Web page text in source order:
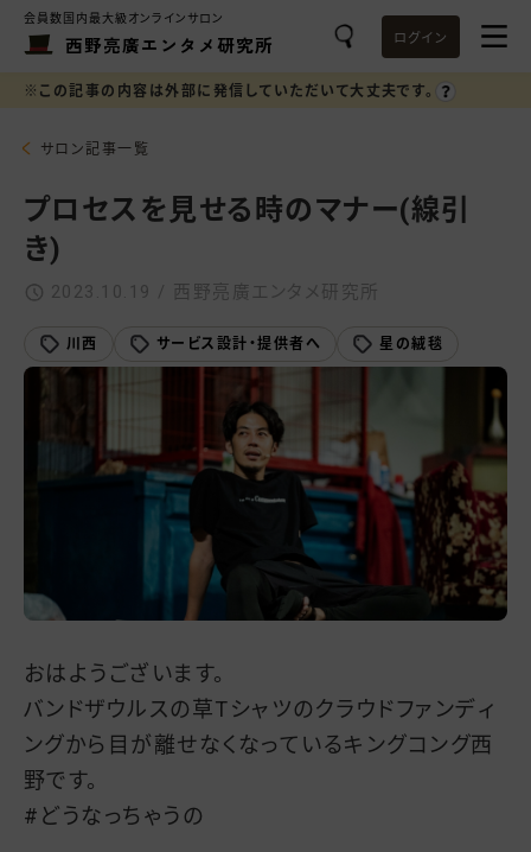
会員数国内最大級オンラインサロン
西野亮廣エンタメ研究所 ログイン
※この記事の内容は外部に発信していただいて大丈夫です。
サロン記事一覧
プロセスを見せる時のマナー(線引
き)
2023.10.19 / 西野亮廣エンタメ研究所
川西 サービス設計・提供者へ 星の絨毯
おはようございます。
バンドザウルスの草Tシャツのクラウドファンディ
ングから目が離せなくなっているキングコング西
野です。
#どうなっちゃうの